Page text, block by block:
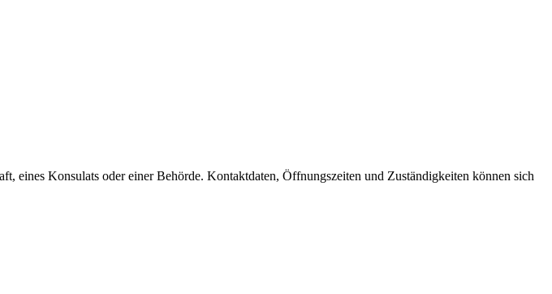
eines Konsulats oder einer Behörde. Kontaktdaten, Öffnungszeiten und Zuständigkeiten können sich